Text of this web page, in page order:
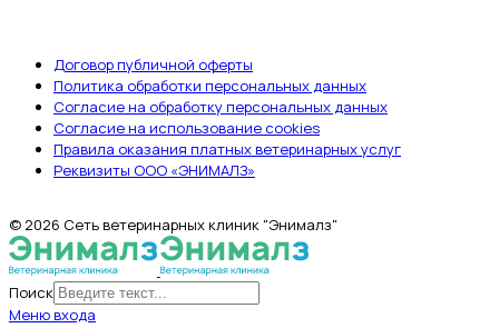
Договор публичной оферты
Политика обработки персональных данных
Согласие на обработку персональных данных
Согласие на использование cookies
Правила оказания платных ветеринарных услуг
Реквизиты ООО «ЭНИМАЛЗ»
© 2026 Сеть ветеринарных клиник "Энималз"
Поиск
Меню входа